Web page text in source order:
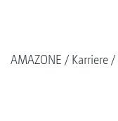
AMAZONE Karriere